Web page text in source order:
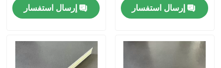
أشرطة فيديو
حول بنا
إرسال استفسار
إرسال استفسار